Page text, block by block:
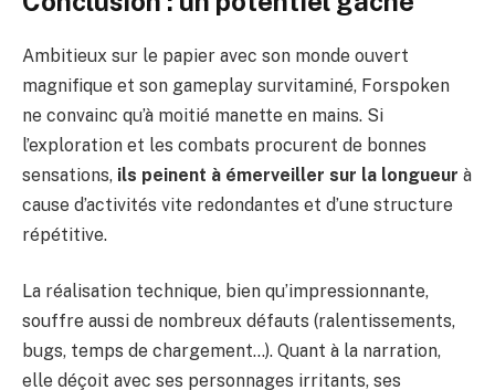
Ambitieux sur le papier avec son monde ouvert
magnifique et son gameplay survitaminé, Forspoken
ne convainc qu’à moitié manette en mains. Si
l’exploration et les combats procurent de bonnes
sensations, ils peinent à émerveiller sur la longueur à
cause d’activités vite redondantes et d’une structure
répétitive.
La réalisation technique, bien qu’impressionnante,
souffre aussi de nombreux défauts (ralentissements,
bugs, temps de chargement…). Quant à la narration,
elle déçoit avec ses personnages irritants, ses